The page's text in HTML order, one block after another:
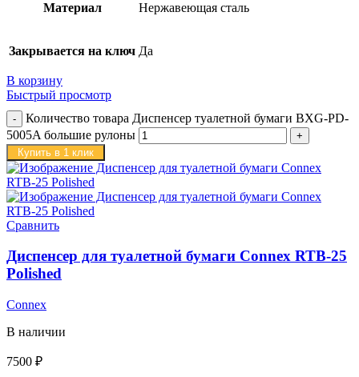
Материал Нержавеющая сталь
Закрывается на ключ Да
В корзину
Быстрый просмотр
Количество товара Диспенсер туалетной бумаги BXG-PD-
5005A большие рулоны
Купить в 1 клик
Сравнить
Диспенсер для туалетной бумаги Connex RTB-25
Polished
Connex
В наличии
7500 ₽